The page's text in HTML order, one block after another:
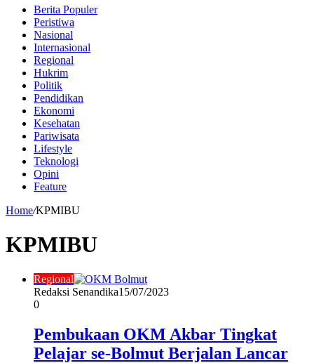
Berita Populer
Peristiwa
Nasional
Internasional
Regional
Hukrim
Politik
Pendidikan
Ekonomi
Kesehatan
Pariwisata
Lifestyle
Teknologi
Opini
Feature
Home/KPMIBU
KPMIBU
Regional
Redaksi Senandika15/07/2023
0
Pembukaan OKM Akbar Tingkat
Pelajar se-Bolmut Berjalan Lancar